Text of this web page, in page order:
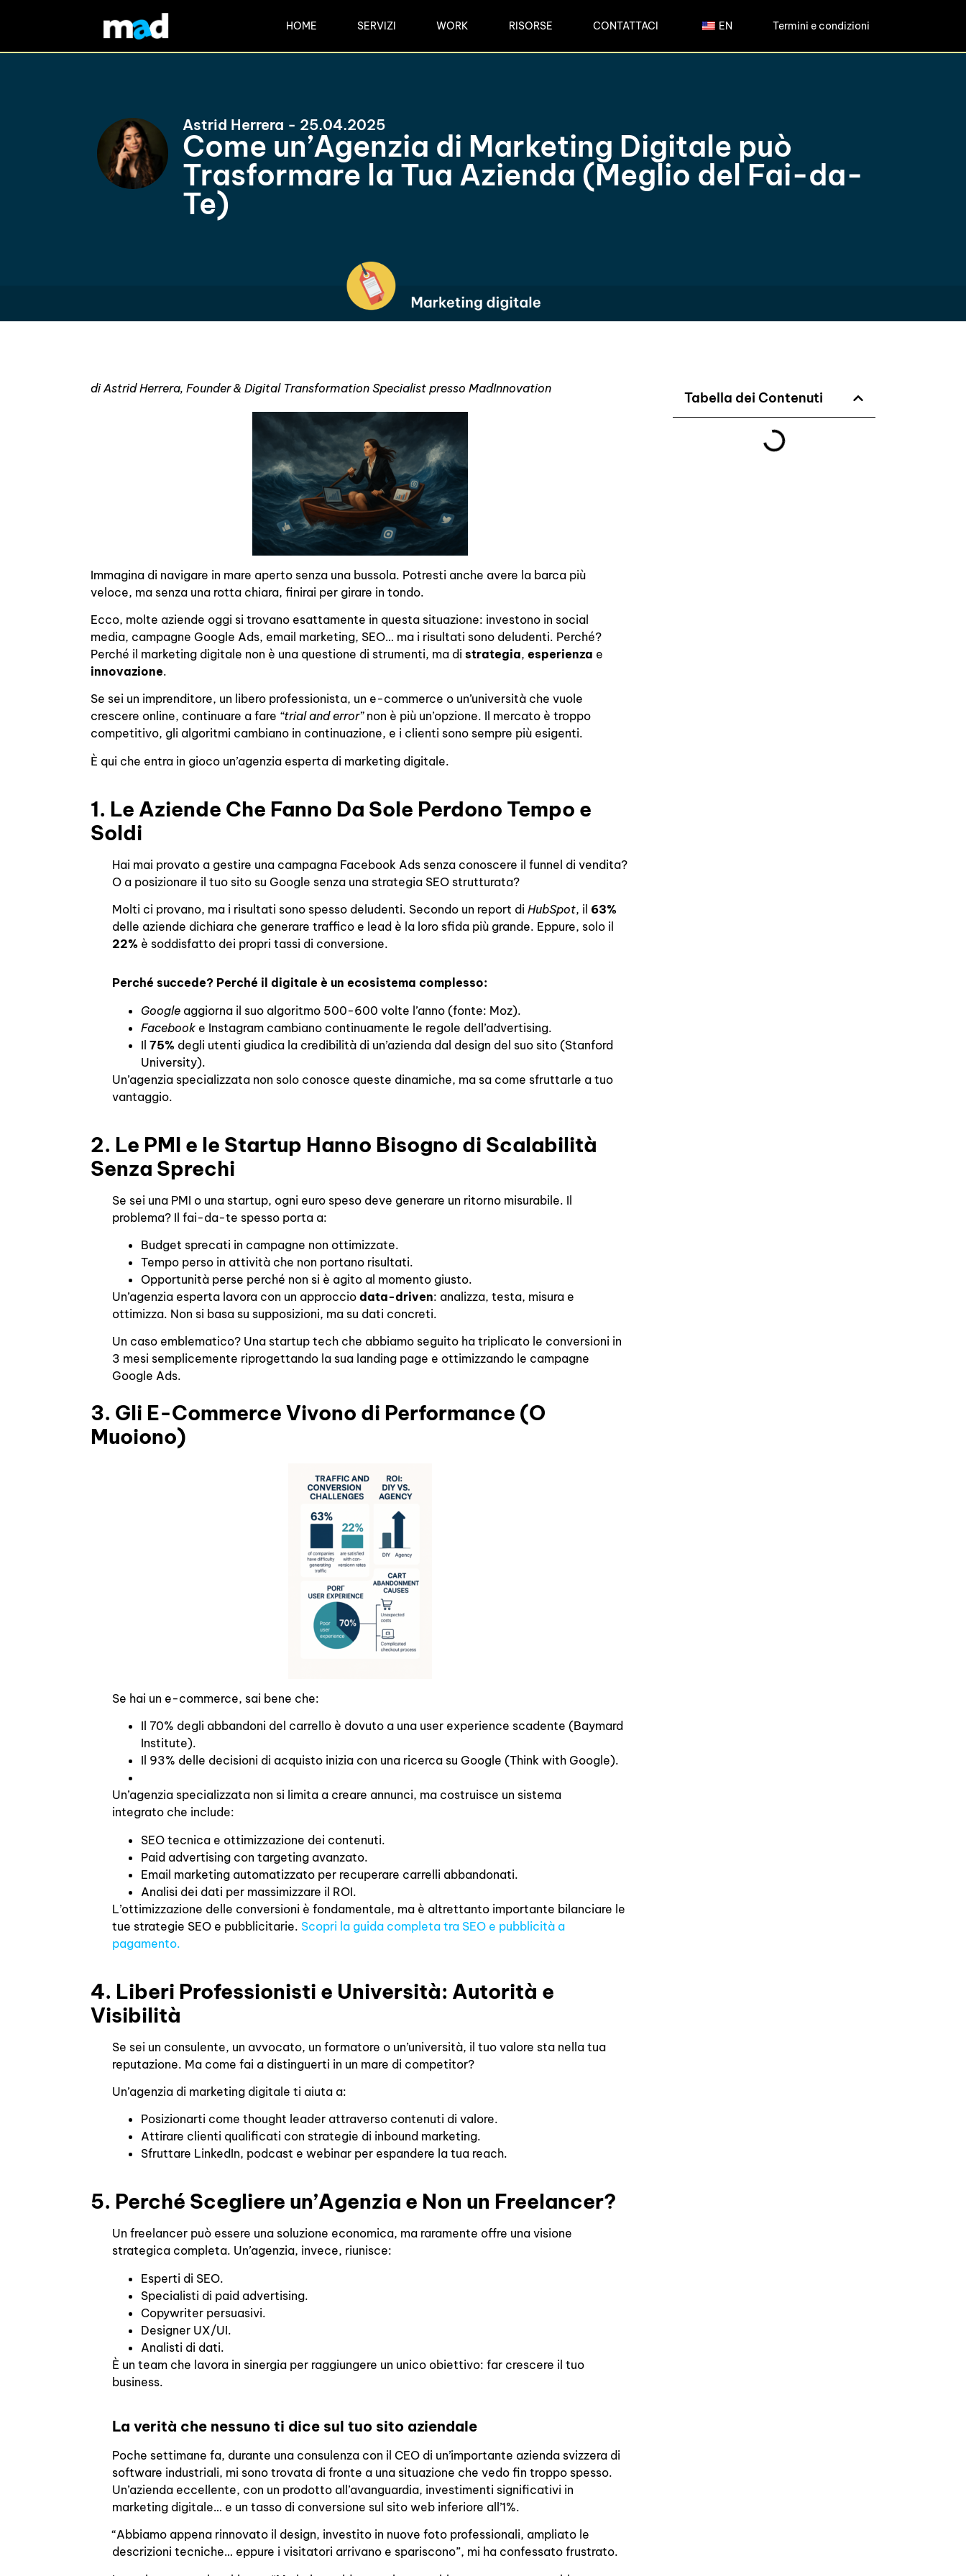
HOME SERVIZI WORK RISORSE CONTATTACI EN Termini e condizioni
Astrid Herrera - 25.04.2025
Come un’Agenzia di Marketing Digitale può
Trasformare la Tua Azienda (Meglio del Fai-da-
Te)
di Astrid Herrera, Founder & Digital Transformation Specialist presso MadInnovation
Immagina di navigare in mare aperto senza una bussola. Potresti anche avere la barca più
veloce, ma senza una rotta chiara, finirai per girare in tondo.
Ecco, molte aziende oggi si trovano esattamente in questa situazione: investono in social
media, campagne Google Ads, email marketing, SEO… ma i risultati sono deludenti. Perché?
Perché il marketing digitale non è una questione di strumenti, ma distrategia,esperienza e
innovazione.
Se sei un imprenditore, un libero professionista, un e-commerce o un’università che vuole
crescere online, continuare a fare “trial and error”non è più un’opzione. Il mercato è troppo
competitivo, gli algoritmi cambiano in continuazione, e i clienti sono sempre più esigenti.
È qui che entra in gioco un’agenzia esperta di marketing digitale.
1. Le Aziende Che Fanno Da Sole Perdono Tempo e
Soldi
Hai mai provato a gestire una campagna Facebook Ads senza conoscere il funnel di vendita?
O a posizionare il tuo sito su Google senza una strategia SEO strutturata?
Molti ci provano, ma i risultati sono spesso deludenti. Secondo un report diHubSpot, il 63%
delle aziende dichiara che generare traffico e lead è la loro sfida più grande. Eppure, solo il
22% è soddisfatto dei propri tassi di conversione.
Perché succede? Perché il digitale è un ecosistema complesso:
Google aggiorna il suo algoritmo 500-600 volte l’anno (fonte: Moz).
Facebook e Instagram cambiano continuamente le regole dell’advertising.
Il75% degli utenti giudica la credibilità di un’azienda dal design del suo sito (Stanford
University).
Un’agenzia specializzata non solo conosce queste dinamiche, ma sa come sfruttarle a tuo
vantaggio.
2. Le PMI e le Startup Hanno Bisogno di Scalabilità
Senza Sprechi
Se sei una PMI o una startup, ogni euro speso deve generare un ritorno misurabile. Il
problema? Il fai-da-te spesso porta a:
Budget sprecati in campagne non ottimizzate.
Tempo perso in attività che non portano risultati.
Opportunità perse perché non si è agito al momento giusto.
Un’agenzia esperta lavora con un approcciodata-driven: analizza, testa, misura e
ottimizza. Non si basa su supposizioni, ma su dati concreti.
Un caso emblematico? Una startup tech che abbiamo seguito ha triplicato le conversioni in
3 mesi semplicemente riprogettando la sua landing page e ottimizzando le campagne
Google Ads.
3. Gli E-Commerce Vivono di Performance (O
Muoiono)
Se hai un e-commerce, sai bene che:
Il 70% degli abbandoni del carrello è dovuto a una user experience scadente (Baymard
Institute).
Il 93% delle decisioni di acquisto inizia con una ricerca su Google (Think with Google).
Un’agenzia specializzata non si limita a creare annunci, ma costruisce un sistema
integrato che include:
SEO tecnica e ottimizzazione dei contenuti.
Paid advertising con targeting avanzato.
Email marketing automatizzato per recuperare carrelli abbandonati.
Analisi dei dati per massimizzare il ROI.
L’ottimizzazione delle conversioni è fondamentale, ma è altrettanto importante bilanciare le
tue strategie SEO e pubblicitarie. Scopri la guida completa tra SEO e pubblicità a
pagamento.
4. Liberi Professionisti e Università: Autorità e
Visibilità
Se sei un consulente, un avvocato, un formatore o un’università, il tuo valore sta nella tua
reputazione. Ma come fai a distinguerti in un mare di competitor?
Un’agenzia di marketing digitale ti aiuta a:
Posizionarti come thought leader attraverso contenuti di valore.
Attirare clienti qualificati con strategie di inbound marketing.
Sfruttare LinkedIn, podcast e webinar per espandere la tua reach.
5. Perché Scegliere un’Agenzia e Non un Freelancer?
Un freelancer può essere una soluzione economica, ma raramente offre una visione
strategica completa. Un’agenzia, invece, riunisce:
Esperti di SEO.
Specialisti di paid advertising.
Copywriter persuasivi.
Designer UX/UI.
Analisti di dati.
È un team che lavora in sinergia per raggiungere un unico obiettivo: far crescere il tuo
business.
La verità che nessuno ti dice sul tuo sito aziendale
Poche settimane fa, durante una consulenza con il CEO di un’importante azienda svizzera di
software industriali, mi sono trovata di fronte a una situazione che vedo fin troppo spesso.
Un’azienda eccellente, con un prodotto all’avanguardia, investimenti significativi in
marketing digitale… e un tasso di conversione sul sito web inferiore all’1%.
“Abbiamo appena rinnovato il design, investito in nuove foto professionali, ampliato le
descrizioni tecniche… eppure i visitatori arrivano e spariscono”, mi ha confessato frustrato.
Tabella dei Contenuti